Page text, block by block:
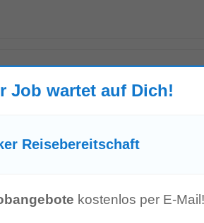
Zimmerer, Mechaniker, Elektriker, KFZ-
PKE Gebäudetechnik GmbH ist Teil der
Job wartet auf Dich!
Reisebereitschaft
kostenlos per E-Mail!